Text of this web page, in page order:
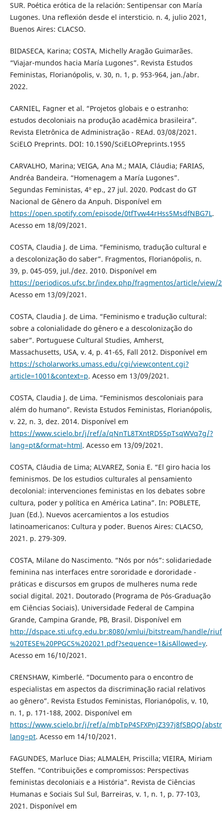
SUR. Poética erótica de la relación: Sentipensar con María
Lugones. Una reflexión desde el intersticio. n. 4, julio 2021,
Buenos Aires: CLACSO.
BIDASECA, Karina; COSTA, Michelly Aragão Guimarães.
“Viajar-mundos hacia María Lugones”. Revista Estudos
Feministas, Florianópolis, v. 30, n. 1, p. 953-964, jan./abr.
2022.
CARNIEL, Fagner et al. “Projetos globais e o estranho:
estudos decoloniais na produção acadêmica brasileira”.
Revista Eletrônica de Administração - REAd. 03/08/2021.
SciELO Preprints. DOI: 10.1590/SciELOPreprints.1955
CARVALHO, Marina; VEIGA, Ana M.; MAIA, Cláudia; FARIAS,
Andréa Bandeira. “Homenagem a María Lugones”.
Segundas Feministas, 4º ep., 27 jul. 2020. Podcast do GT
Nacional de Gênero da Anpuh. Disponível em
https://open.spotify.com/episode/0tfTvw44rHss5MsdfNBG7L.
Acesso em 18/09/2021.
COSTA, Claudia J. de Lima. “Feminismo, tradução cultural e
a descolonização do saber”. Fragmentos, Florianópolis, n.
39, p. 045-059, jul./dez. 2010. Disponível em
https://periodicos.ufsc.br/index.php/fragmentos/article/view/
Acesso em 13/09/2021.
COSTA, Claudia J. de Lima. “Feminismo e tradução cultural:
sobre a colonialidade do gênero e a descolonização do
saber”. Portuguese Cultural Studies, Amherst,
Massachusetts, USA, v. 4, p. 41-65, Fall 2012. Disponível em
https://scholarworks.umass.edu/cgi/viewcontent.cgi?
article=1001&context=p. Acesso em 13/09/2021.
COSTA, Claudia J. de Lima. “Feminismos descoloniais para
além do humano”. Revista Estudos Feministas, Florianópolis,
v. 22, n. 3, dez. 2014. Disponível em
https://www.scielo.br/j/ref/a/qNnTL8TXntRD55pTsqWVq7g/?
lang=pt&format=html. Acesso em 13/09/2021.
COSTA, Cláudia de Lima; ALVAREZ, Sonia E. “El giro hacia los
feminismos. De los estudios culturales al pensamiento
decolonial: intervenciones feministas en los debates sobre
cultura, poder y política en América Latina”. In: POBLETE,
Juan (Ed.). Nuevos acercamientos a los estudios
latinoamericanos: Cultura y poder. Buenos Aires: CLACSO,
2021. p. 279-309.
COSTA, Milane do Nascimento. “Nós por nós”: solidariedade
feminina nas interfaces entre sororidade e dororidade -
práticas e discursos em grupos de mulheres numa rede
social digital. 2021. Doutorado (Programa de Pós-Graduação
em Ciências Sociais). Universidade Federal de Campina
Grande, Campina Grande, PB, Brasil. Disponível em
http://dspace.sti.ufcg.edu.br:8080/xmlui/bitstream/handle/
%20TESE%20PPGCS%202021.pdf?sequence=1&isAllowed=y.
Acesso em 16/10/2021.
CRENSHAW, Kimberlé. “Documento para o encontro de
especialistas em aspectos da discriminação racial relativos
ao gênero”. Revista Estudos Feministas, Florianópolis, v. 10,
n. 1, p. 171-188, 2002. Disponível em
https://www.scielo.br/j/ref/a/mbTpP4SFXPnJZ397j8fSBQQ/
lang=pt. Acesso em 14/10/2021.
FAGUNDES, Marluce Dias; ALMALEH, Priscilla; VIEIRA, Miriam
Steffen. “Contribuições e compromissos: Perspectivas
feministas decoloniais e a História”. Revista de Ciências
Humanas e Sociais Sul Sul, Barreiras, v. 1, n. 1, p. 77-103,
2021. Disponível em